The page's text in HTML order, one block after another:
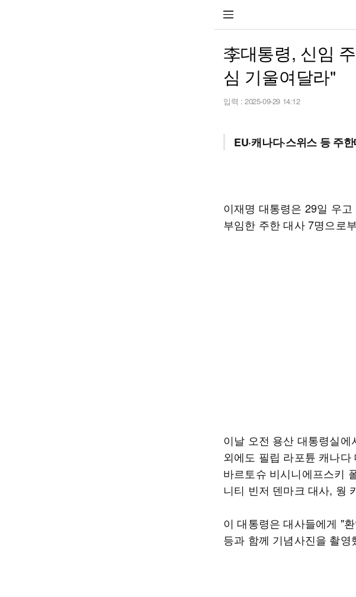
李대통령, 신임
심 기울여달라"
입력 : 2025-09-29 14:12
EU·캐나다·스위스 등 주
이재명 대통령은 29일 우
부임한 주한 대사 7명으로
이날 오전 용산 대통령실
외에도 필립 라포튠 캐나
바르토슈 비시니에프스키
니티 빈저 덴마크 대사, 웡
이 대통령은 대사들에게 "
등과 함께 기념사진을 촬